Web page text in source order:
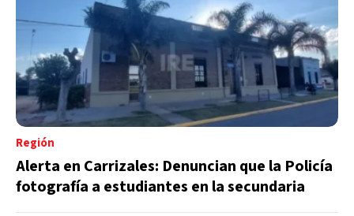
Región
Alerta en Carrizales: Denuncian que la Policía
fotografía a estudiantes en la secundaria